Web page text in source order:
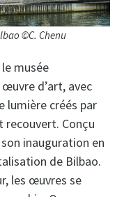
©C. Chenu
musée
d’art, avec
lumière créés par
recouvert. Conçu
inauguration en
de Bilbao.
les œuvres se